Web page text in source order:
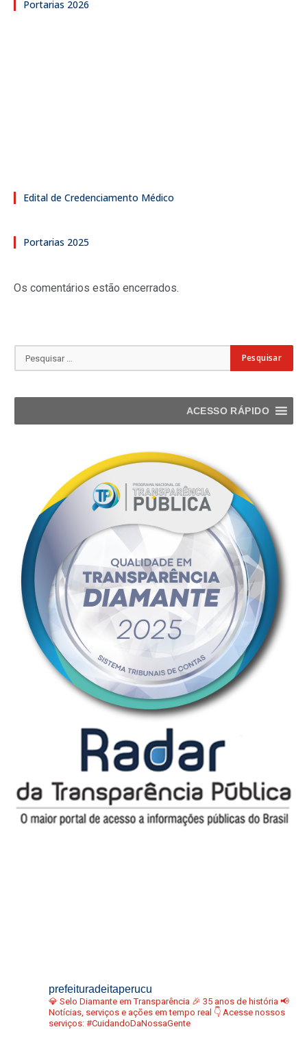
Portarias 2026
Edital de Credenciamento Médico
Portarias 2025
Os comentários estão encerrados.
ACESSO RÁPIDO
prefeituradeitaperucu
💎 Selo Diamante em Transparência 🎉 35 anos de história 📢
Notícias, serviços e ações em tempo real 👇 Acesse nossos
serviços: #CuidandoDaNossaGente